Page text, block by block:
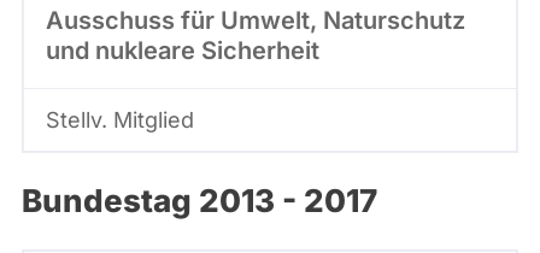
Ausschuss für Umwelt, Naturschutz
und nukleare Sicherheit
Stellv. Mitglied
Bundestag 2013 - 2017